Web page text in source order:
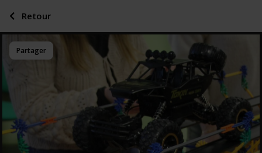
Partager
Retour